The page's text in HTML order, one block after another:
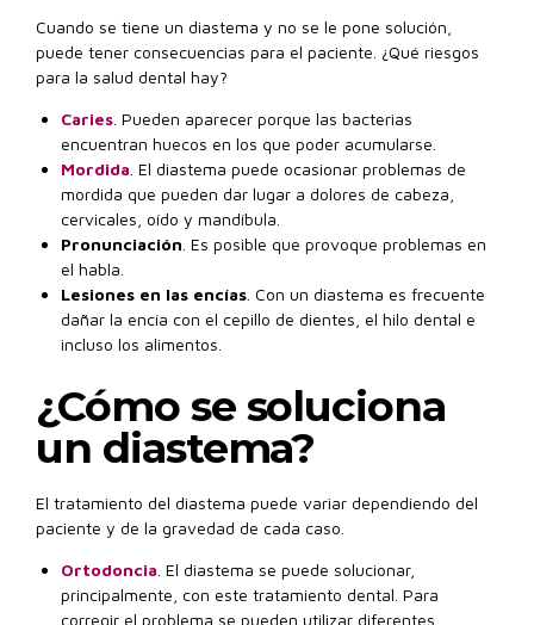
Cuando se tiene un diastema y no se le pone solución,
puede tener consecuencias para el paciente. ¿Qué riesgos
para la salud dental hay?
Caries. Pueden aparecer porque las bacterias
encuentran huecos en los que poder acumularse.
Mordida. El diastema puede ocasionar problemas de
mordida que pueden dar lugar a dolores de cabeza,
cervicales, oído y mandíbula.
Pronunciación. Es posible que provoque problemas en
el habla.
Lesiones en las encías. Con un diastema es frecuente
dañar la encía con el cepillo de dientes, el hilo dental e
incluso los alimentos.
¿Cómo se soluciona
un diastema?
El tratamiento del diastema puede variar dependiendo del
paciente y de la gravedad de cada caso.
Ortodoncia . El diastema se puede solucionar,
principalmente, con este tratamiento dental. Para
corregir el problema se pueden utilizar diferentes